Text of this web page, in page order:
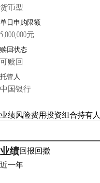
货币型
单日申购限额
5,000,000元
赎回状态
可赎回
托管人
中国银行
业绩风险费用投资组合持有人
业绩回报回撤
近一年